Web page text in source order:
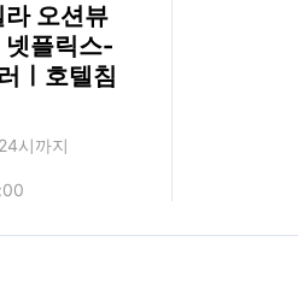
오션뷰
넷플릭스-
ㅣ호텔침
시까지